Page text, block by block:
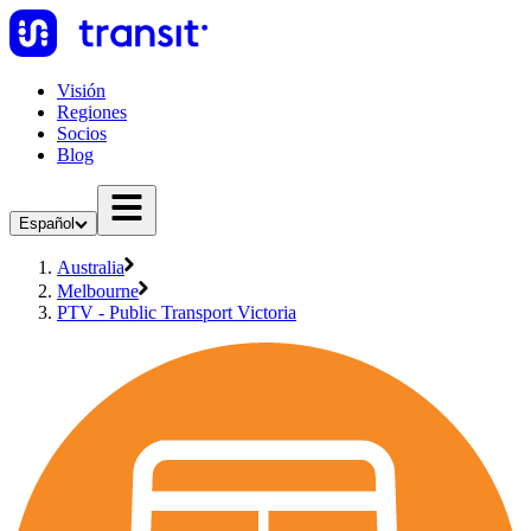
Visión
Regiones
Socios
Blog
Español
Australia
Melbourne
PTV - Public Transport Victoria